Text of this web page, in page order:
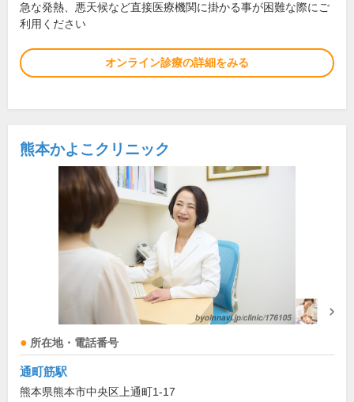
急な発熱、悪天候など直接医療機関に掛かる事が困難な際にご
利用ください
オンライン診療の詳細をみる
熊本かよこクリニック
所在地・電話番号
通町筋駅
熊本県熊本市中央区上通町1-17